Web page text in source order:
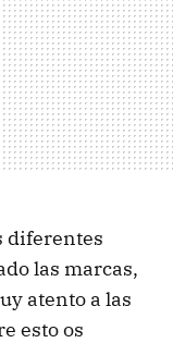
diferentes
las marcas,
atento a las
esto os